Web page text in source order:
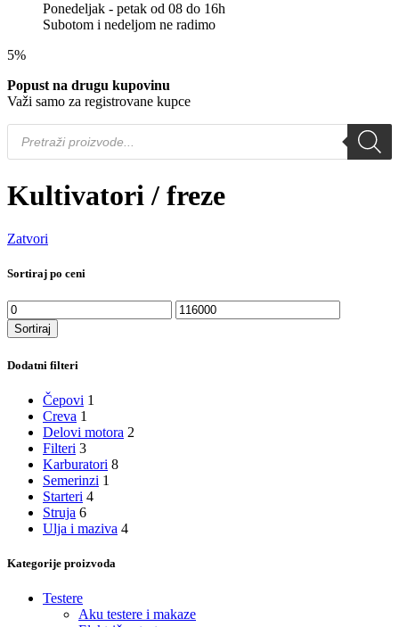
Ponedeljak - petak od 08 do 16h
Subotom i nedeljom ne radimo
5%
Popust na drugu kupovinu
Važi samo za registrovane kupce
search
Kultivatori / freze
Zatvori
Sortiraj po ceni
Minimalna
cena
Maksimalna
Sortiraj
Dodatni filteri
Čepovi 1
Creva 1
Delovi motora 2
Filteri 3
Karburatori 8
Semerinzi 1
Starteri 4
Struja 6
Ulja i maziva 4
Kategorije proizvoda
Testere
Aku testere i makaze